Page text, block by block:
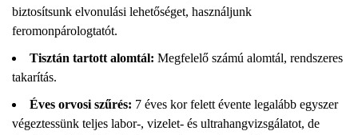
biztosítsunk elvonulási lehetőséget, használjunk
feromonpárologtatót.
Tisztán tartott alomtál: Megfelelő számú alomtál, rendszeres
takarítás.
Éves orvosi szűrés: 7 éves kor felett évente legalább egyszer
végeztessünk teljes labor-, vizelet- és ultrahangvizsgálatot, de